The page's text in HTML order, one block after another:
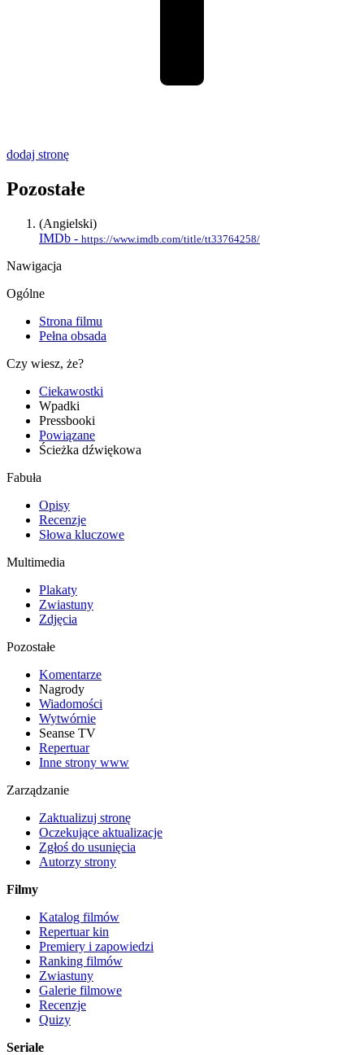
dodaj stronę
Pozostałe
(Angielski)
IMDb - https://www.imdb.com/title/tt33764258/
Nawigacja
Ogólne
Strona filmu
Pełna obsada
Czy wiesz, że?
Ciekawostki
Wpadki
Pressbooki
Powiązane
Ścieżka dźwiękowa
Fabuła
Opisy
Recenzje
Słowa kluczowe
Multimedia
Plakaty
Zwiastuny
Zdjęcia
Pozostałe
Komentarze
Nagrody
Wiadomości
Wytwórnie
Seanse TV
Repertuar
Inne strony www
Zarządzanie
Zaktualizuj stronę
Oczekujące aktualizacje
Zgłoś do usunięcia
Autorzy strony
Filmy
Katalog filmów
Repertuar kin
Premiery i zapowiedzi
Ranking filmów
Zwiastuny
Galerie filmowe
Recenzje
Quizy
Seriale